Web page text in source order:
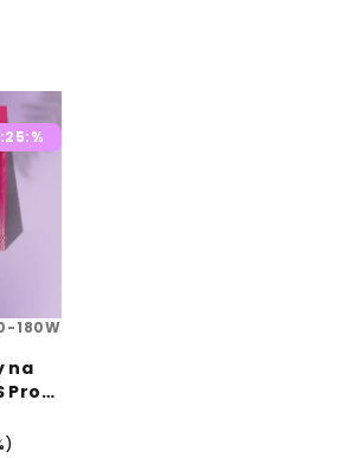
na
Pro
180
180W